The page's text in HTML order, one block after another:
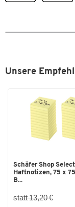
Unsere
Schäfer Shop Select
Haftnotizen, 75 x
B...
statt 13,20 €